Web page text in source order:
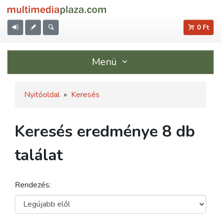
0 Ft
Menü
Nyitóoldal » Keresés
Keresés eredménye 8 db
találat
Rendezés: